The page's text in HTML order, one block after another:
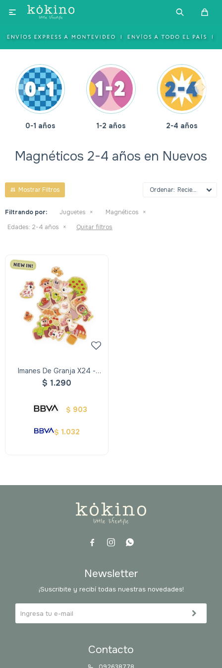

0-1 años 1-2 años 2-4 años
Magnéticos 2-4 años en Nuevos
Recientes
Filtrando por: Juguetes
Magnéticos
Edades: 2-4 años Quitar filtros
Imanes De Granja X24 -
Janod
$ 1.290
$ 903
$ 1.032
  
Contacto
Newsletter
¡Suscribite y recibí todas nuestras novedades!